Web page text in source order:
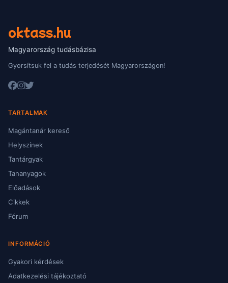
oktass.hu
Magyarország tudásbázisa
Gyorsítsuk fel a tudás terjedését Magyarországon!
TARTALMAK
Magántanár kereső
Helyszínek
Tantárgyak
Tananyagok
Előadások
Cikkek
Fórum
INFORMÁCIÓ
Gyakori kérdések
Adatkezelési tájékoztató